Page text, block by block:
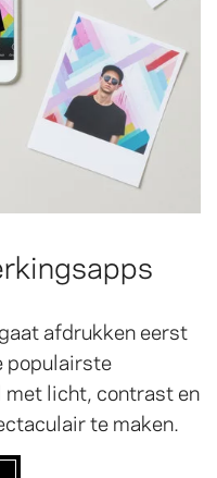
afdrukken eerst
populairste
licht, contrast en
te maken.